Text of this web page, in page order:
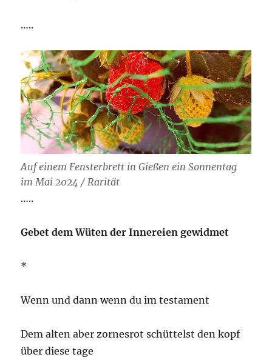
…..
Auf einem Fensterbrett in Gießen ein Sonnentag
im Mai 2024 / Rarität
…..
Gebet dem Wüten der Innereien gewidmet
*
Wenn und dann wenn du im testament
Dem alten aber zornesrot schüttelst den kopf
über diese tage